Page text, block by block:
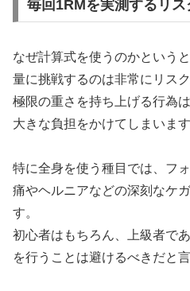
毎回1RMを実測するリ
なぜ計算式を使うのかという
量に挑戦するのは非常にリス
極限の重さを持ち上げる行為
大きな負担をかけてしまいます
特に全身を使う種目では、フ
痛やヘルニアなどの深刻なケ
す。
初心者はもちろん、上級者で
を行うことは避けるべきだと